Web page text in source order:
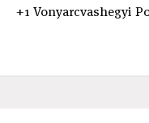
+1 Vonyarcvashegyi